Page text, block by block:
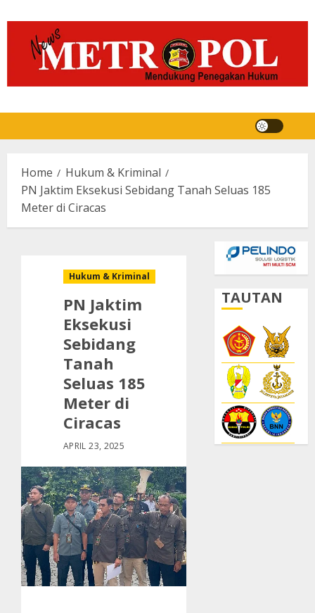
to
content
Home
Hukum & Kriminal
PN Jaktim Eksekusi Sebidang Tanah Seluas 185
Meter di Ciracas
Hukum & Kriminal
PN Jaktim
Eksekusi
Sebidang
Tanah
Seluas 185
Meter di
Ciracas
APRIL 23, 2025
TAUTAN